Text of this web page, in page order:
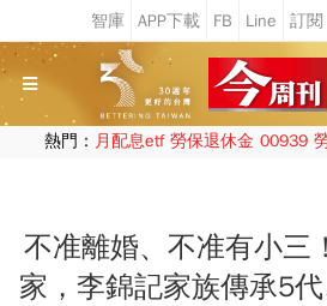
熱門： 月配息etf 勞保退休金 00939
不准離婚、不准有小三
家，李錦記家族傳承5